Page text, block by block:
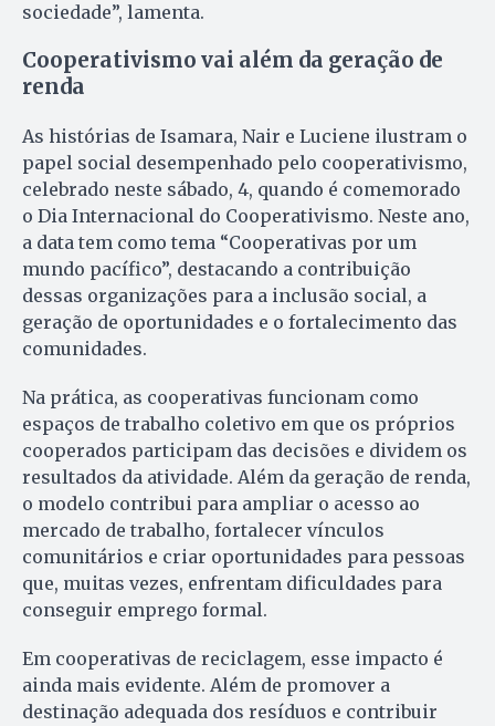
sociedade”, lamenta.
Cooperativismo vai além da geração de
renda
As histórias de Isamara, Nair e Luciene ilustram o
papel social desempenhado pelo cooperativismo,
celebrado neste sábado, 4, quando é comemorado
o Dia Internacional do Cooperativismo. Neste ano,
a data tem como tema “Cooperativas por um
mundo pacífico”, destacando a contribuição
dessas organizações para a inclusão social, a
geração de oportunidades e o fortalecimento das
comunidades.
Na prática, as cooperativas funcionam como
espaços de trabalho coletivo em que os próprios
cooperados participam das decisões e dividem os
resultados da atividade. Além da geração de renda,
o modelo contribui para ampliar o acesso ao
mercado de trabalho, fortalecer vínculos
comunitários e criar oportunidades para pessoas
que, muitas vezes, enfrentam dificuldades para
conseguir emprego formal.
Em cooperativas de reciclagem, esse impacto é
ainda mais evidente. Além de promover a
destinação adequada dos resíduos e contribuir